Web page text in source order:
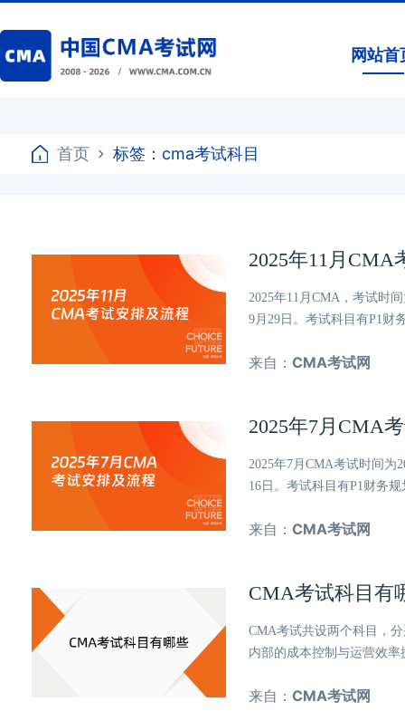
网站首
首页 标签：cma考试科目
2025年11月
2025年11月CMA，考试时
9月29日。考试科目有P1财
来自： CMA考试网
2025年7月CMA
2025年7月CMA考试时间为
16日。考试科目有P1财务
来自： CMA考试网
CMA考试科目有
CMA考试共设两个科目，
内部的成本控制与运营效
来自： CMA考试网